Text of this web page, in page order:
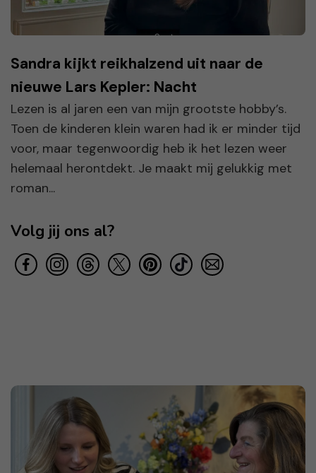
Sandra kijkt reikhalzend uit naar de
nieuwe Lars Kepler: Nacht
Lezen is al jaren een van mijn grootste hobby’s.
Toen de kinderen klein waren had ik er minder tijd
voor, maar tegenwoordig heb ik het lezen weer
helemaal herontdekt. Je maakt mij gelukkig met
roman...
Volg jij ons al?